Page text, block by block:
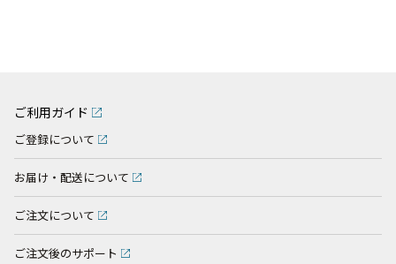
ご利用ガイド
ご登録について
お届け・配送について
ご注文について
ご注文後のサポート